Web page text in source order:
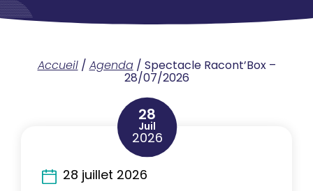
Accueil/ Agenda/ Spectacle Racont’Box –
28/07/2026
28
Juil
2026
28 juillet 2026